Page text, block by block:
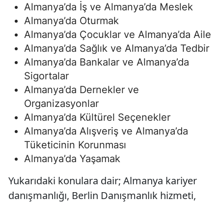
Almanya’da İş ve Almanya’da Meslek
Almanya’da Oturmak
Almanya’da Çocuklar ve Almanya’da Aile
Almanya’da Sağlık ve Almanya’da Tedbir
Almanya’da Bankalar ve Almanya’da
Sigortalar
Almanya’da Dernekler ve
Organizasyonlar
Almanya’da Kültürel Seçenekler
Almanya’da Alışveriş ve Almanya’da
Tüketicinin Korunması
Almanya’da Yaşamak
Yukarıdaki konulara dair; Almanya kariyer
danışmanlığı, Berlin Danışmanlık hizmeti,